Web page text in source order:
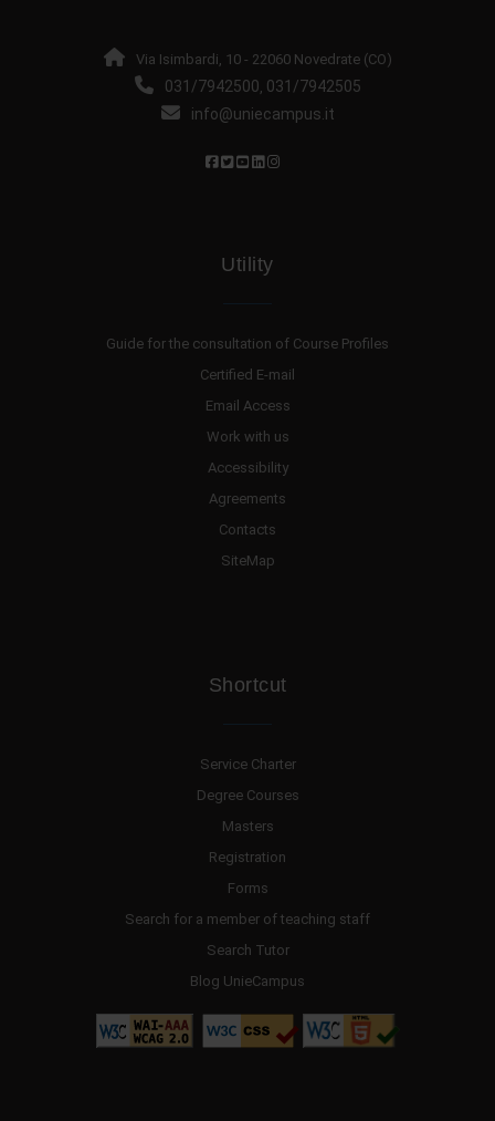
Via Isimbardi, 10 - 22060 Novedrate (CO)
031/7942500, 031/7942505
info@uniecampus.it
Utility
Guide for the consultation of Course Profiles
Certified E-mail
Email Access
Work with us
Accessibility
Agreements
Contacts
SiteMap
Shortcut
Service Charter
Degree Courses
Masters
Registration
Forms
Search for a member of teaching staff
Search Tutor
Blog UnieCampus